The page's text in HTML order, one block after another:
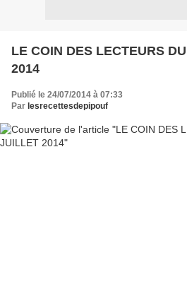
LE COIN DES LECTEURS
2014
Publié le 24/07/2014 à 07:33
Par lesrecettesdepipouf